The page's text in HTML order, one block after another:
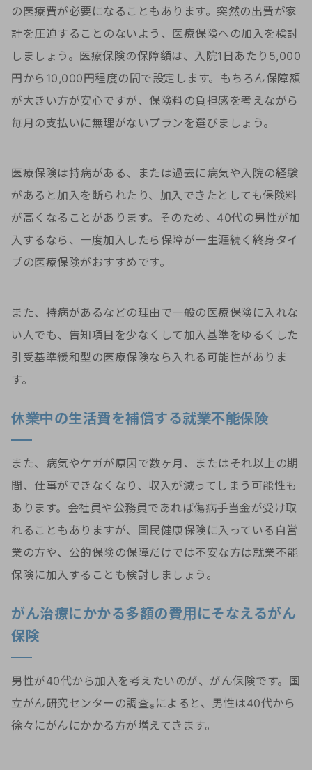
の医療費が必要になることもあります。突然の出費が家
計を圧迫することのないよう、医療保険への加入を検討
しましょう。医療保険の保障額は、入院1日あたり5,000
円から10,000円程度の間で設定します。もちろん保障額
が大きい方が安心ですが、保険料の負担感を考えながら
毎月の支払いに無理がないプランを選びましょう。
医療保険は持病がある、または過去に病気や入院の経験
があると加入を断られたり、加入できたとしても保険料
が高くなることがあります。そのため、40代の男性が加
入するなら、一度加入したら保障が一生涯続く終身タイ
プの医療保険がおすすめです。
また、持病があるなどの理由で一般の医療保険に入れな
い人でも、告知項目を少なくして加入基準をゆるくした
引受基準緩和型の医療保険なら入れる可能性がありま
す。
休業中の生活費を補償する就業不能保険
また、病気やケガが原因で数ヶ月、またはそれ以上の期
間、仕事ができなくなり、収入が減ってしまう可能性も
あります。会社員や公務員であれば傷病手当金が受け取
れることもありますが、国民健康保険に入っている自営
業の方や、公的保険の保障だけでは不安な方は就業不能
保険に加入することも検討しましょう。
がん治療にかかる多額の費用にそなえるがん
保険
男性が40代から加入を考えたいのが、がん保険です。国
立がん研究センターの調査※ によると、男性は40代から
徐々にがんにかかる方が増えてきます。